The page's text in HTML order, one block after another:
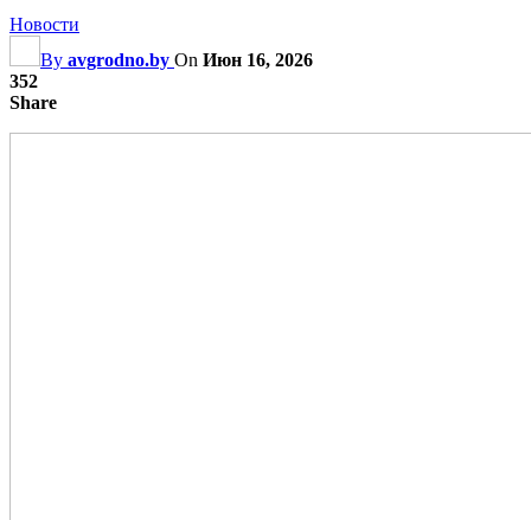
Новости
By avgrodno.by On Июн 16, 2026
352
Share